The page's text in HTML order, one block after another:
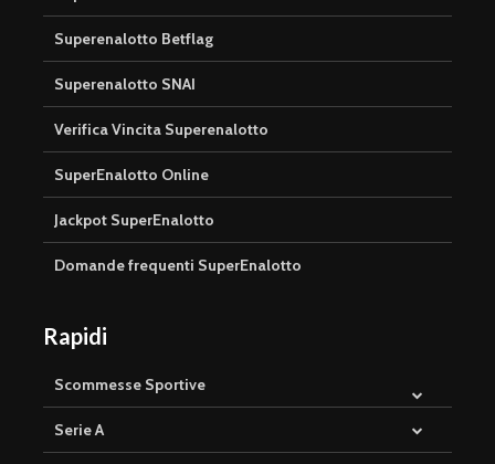
Superenalotto Betflag
Superenalotto SNAI
Verifica Vincita Superenalotto
SuperEnalotto Online
Jackpot SuperEnalotto
Domande frequenti SuperEnalotto
Rapidi
Scommesse Sportive
Serie A